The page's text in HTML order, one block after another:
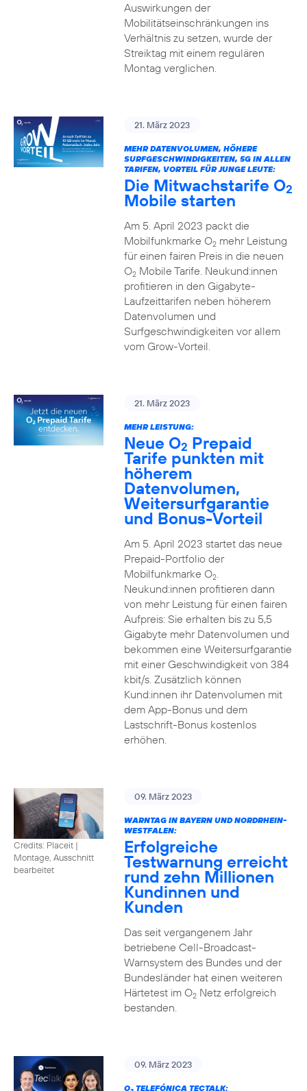
Auswirkungen der
Mobilitätseinschränkungen ins
Verhältnis zu setzen, wurde der
Streiktag mit einem regulären
Montag verglichen.
21. März 2023
MEHR DATENVOLUMEN, HÖHERE
SURFGESCHWINDIGKEITEN, 5G IN ALLEN
TARIFEN, VORTEIL FÜR JUNGE LEUTE:
Die Mitwachstarife O2
Mobile starten
Am 5. April 2023 packt die
Mobilfunkmarke O2mehr Leistung
für einen fairen Preis in die neuen
O2Mobile Tarife. Neukund:innen
profitieren in den Gigabyte-
Laufzeittarifen neben höherem
Datenvolumen und
Surfgeschwindigkeiten vor allem
vom Grow-Vorteil.
21. März 2023
MEHR LEISTUNG:
Neue O2 Prepaid
Tarife punkten mit
höherem
Datenvolumen,
Weitersurfgarantie
und Bonus-Vorteil
Am 5. April 2023 startet das neue
Prepaid-Portfolio der
Mobilfunkmarke O2.
Neukund:innen profitieren dann
von mehr Leistung für einen fairen
Aufpreis: Sie erhalten bis zu 5,5
Gigabyte mehr Datenvolumen und
bekommen eine Weitersurfgarantie
mit einer Geschwindigkeit von 384
kbit/s. Zusätzlich können
Kund:innen ihr Datenvolumen mit
dem App-Bonus und dem
Lastschrift-Bonus kostenlos
erhöhen.
Credits: Placeit |
Montage, Ausschnitt
bearbeitet
09. März 2023
WARNTAG IN BAYERN UND NORDRHEIN-
WESTFALEN:
Erfolgreiche
Testwarnung erreicht
rund zehn Millionen
Kundinnen und
Kunden
Das seit vergangenem Jahr
betriebene Cell-Broadcast-
Warnsystem des Bundes und der
Bundesländer hat einen weiteren
Härtetest im O2Netz erfolgreich
bestanden.
09. März 2023
O TELEFÓNICA TECTALK: